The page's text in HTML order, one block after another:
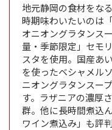
地元静岡の食材をな
時期味わいたいのは
オニオングラタンス
量・季節限定」セモ
スタを使用。国産あ
を使ったベシャメル
ニオングラタンスー
す。ラザニアの濃厚
群。他に長時間煮込
ワイン煮込み」も評判